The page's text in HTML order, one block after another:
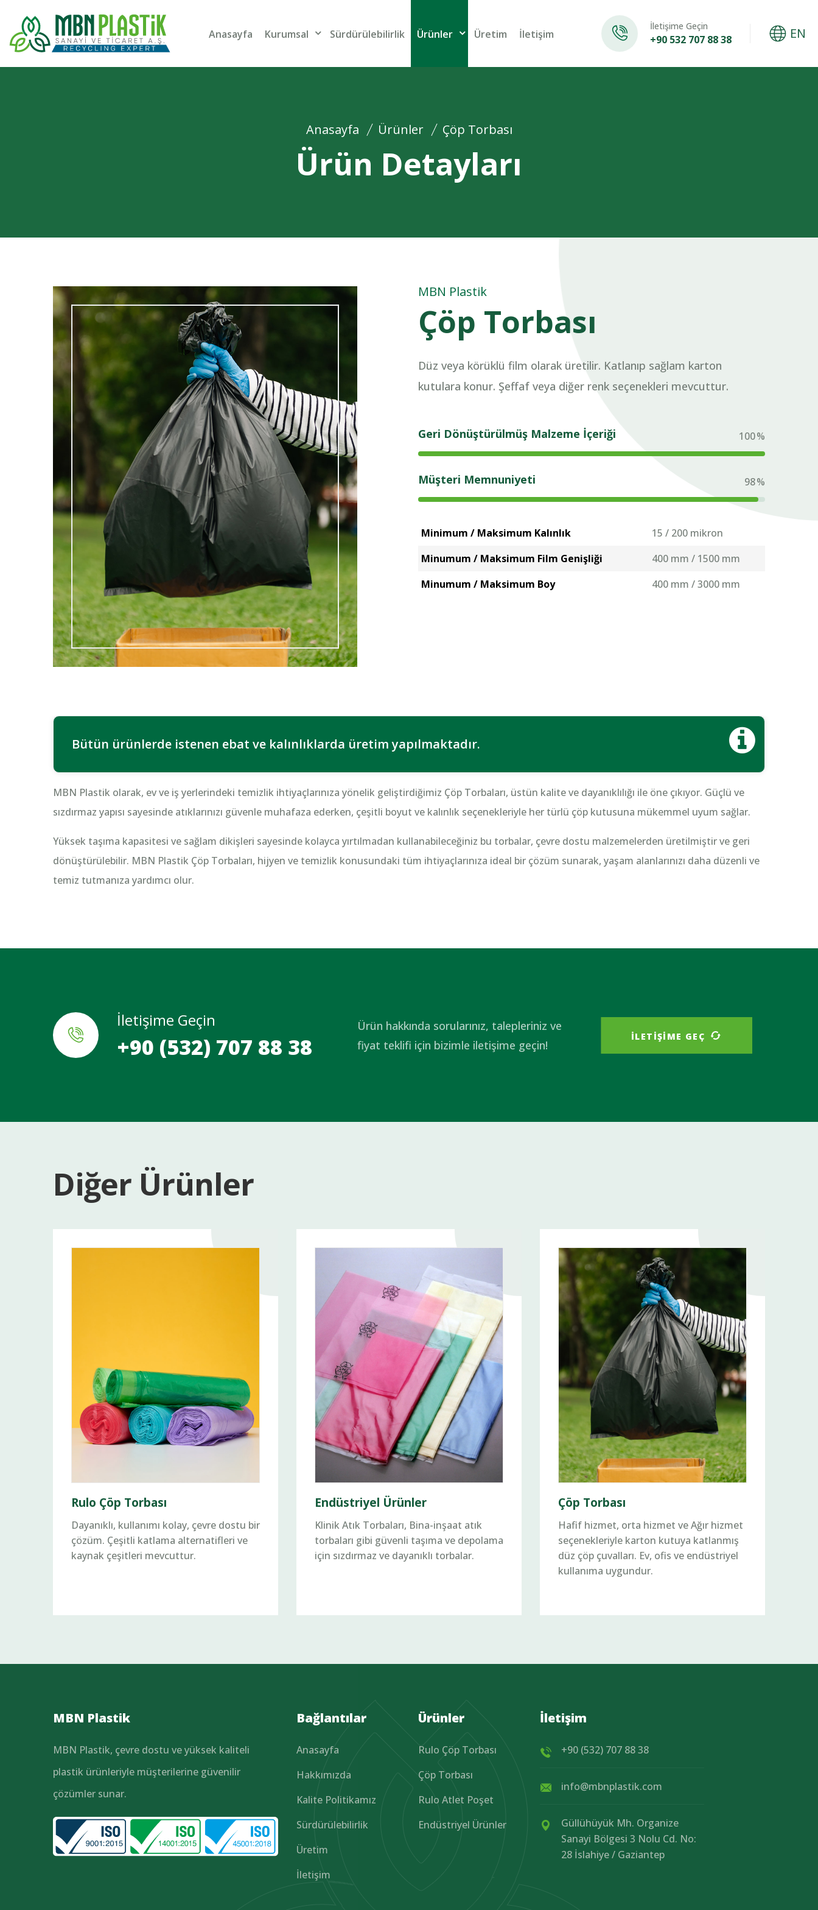
Anasayfa Kurumsal Sürdürülebilirlik Ürünler Üretim İletişim
İletişime Geçin
+90 532 707 88 38 EN
Anasayfa Kurumsal Sürdürülebilirlik Ürünler Üretim
Anasayfa Ürünler Çöp Torbası
Ürün Detayları
MBN Plastik
Çöp Torbası
Düz veya körüklü film olarak üretilir. Katlanıp sağlam karton
kutulara konur. Şeffaf veya diğer renk seçenekleri mevcuttur.
Geri Dönüştürülmüş Malzeme İçeriği 100%
Müşteri Memnuniyeti 98%
Minimum / Maksimum Kalınlık
15 / 200 mikron
Minumum / Maksimum Film Genişliği
400 mm / 1500 mm
Minumum / Maksimum Boy
400 mm / 3000 mm
Bütün ürünlerde istenen ebat ve kalınlıklarda üretim yapılmaktadır.
MBN Plastik olarak, ev ve iş yerlerindeki temizlik ihtiyaçlarınıza yönelik geliştirdiğimiz Çöp Torbaları, üstün kalite ve dayanıklılığı ile öne çıkıyor. Güçlü ve
sızdırmaz yapısı sayesinde atıklarınızı güvenle muhafaza ederken, çeşitli boyut ve kalınlık seçenekleriyle her türlü çöp kutusuna mükemmel uyum sağlar.
Yüksek taşıma kapasitesi ve sağlam dikişleri sayesinde kolayca yırtılmadan kullanabileceğiniz bu torbalar, çevre dostu malzemelerden üretilmiştir ve geri
dönüştürülebilir. MBN Plastik Çöp Torbaları, hijyen ve temizlik konusundaki tüm ihtiyaçlarınıza ideal bir çözüm sunarak, yaşam alanlarınızı daha düzenli ve
temiz tutmanıza yardımcı olur.
İletişime Geçin
+90 (532) 707 88 38
Ürün hakkında sorularınız, talepleriniz ve
fiyat teklifi için bizimle iletişime geçin!
ILETIŞIME GEÇ
Diğer Ürünler
Rulo Çöp Torbası
Dayanıklı, kullanımı kolay, çevre dostu bir
çözüm. Çeşitli katlama alternatifleri ve
kaynak çeşitleri mevcuttur.
Endüstriyel Ürünler
Klinik Atık Torbaları, Bina-inşaat atık
torbaları gibi güvenli taşıma ve depolama
için sızdırmaz ve dayanıklı torbalar.
Çöp Torbası
Hafif hizmet, orta hizmet ve Ağır hizmet
seçenekleriyle karton kutuya katlanmış
düz çöp çuvalları. Ev, ofis ve endüstriyel
kullanıma uygundur.
MBN Plastik
MBN Plastik, çevre dostu ve yüksek kaliteli
plastik ürünleriyle müşterilerine güvenilir
çözümler sunar.
Bağlantılar
Anasayfa
Hakkımızda
Kalite Politikamız
Sürdürülebilirlik
Üretim
İletişim
Ürünler
Rulo Çöp Torbası
Çöp Torbası
Rulo Atlet Poşet
Endüstriyel Ürünler
İletişim
+90 (532) 707 88 38
info@mbnplastik.com
Güllühüyük Mh. Organize
Sanayi Bölgesi 3 Nolu Cd. No:
28 İslahiye / Gaziantep